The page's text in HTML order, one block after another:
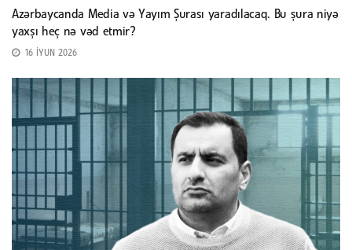
Azərbaycanda Media və Yayım Şurası yaradılacaq. Bu şura niyə
yaxşı heç nə vəd etmir?
16 İYUN 2026